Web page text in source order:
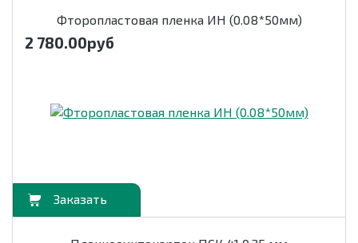
Фторопластовая пленка ИН (0.08*50мм)
2 780.00руб